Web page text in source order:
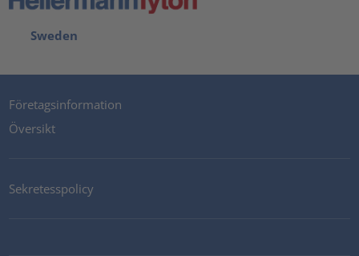
Sweden
Företagsinformation
Översikt
Sekretesspolicy